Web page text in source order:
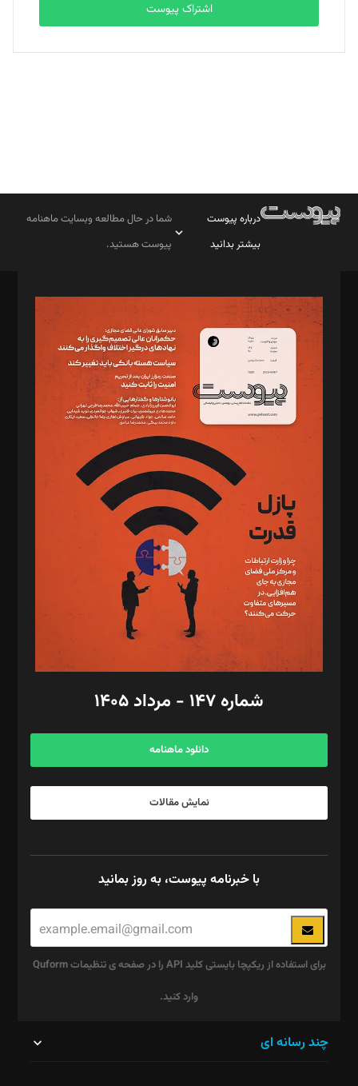
بابک نقاش
تحریریه
اشتراک پیوست
درباره پیوست
بیشتر بدانید
شما در حال مطالعه وبسایت ماهنامه
پیوست هستید.
مدیر مسئول: محمدباقر اثنی‌عشری
سردبیر: مهرک محمودی
دبیر تحریریه: میثم قاسمی
د‌بیر ناداستان: سمانه سمیع
د‌بیر خدمت و تجارت: ابوالفضل رجبی
د‌بیر حقوق فناوری: حسام‌الدین ایپکچی
د‌بیر پیوست جهان: مینا پاکدل
د‌بیر تحریریه آنلاین: بابک نقاش
تحریریه‌: مجتبی محمود‌ی، آرش برهمند، یسنا امان‌پور، سروش کرمیان،
مصطفی مسجدی آرانی، ابوالفضل رجبی، زهرا فکرانه، فائزه فتحی
رستمی،مصطفی باستان
ویرایش: نگار استاد‌‌آقا
طراح یونیفرم: مجید توکلی
فیلمبرداری و عکاسی: امیر شفیعی، مانی لطفی زاده
گرافیک و صفحه‌آرایی: سید‌سبحان‌علی ثابت
مد‌یر توسعه تجاری: کامبیز برید‌
امور مالی: شاپور رهبری، محمد‌ کاظمی‌نیا
آگهی و مشترکین: ۰۹۱۹۹۹۹۰۴۵۴
شماره ۱۴۷ - مرداد ۱۴۰۵
دانلود ماهنامه
نمایش مقالات
با خبرنامه پیوست، به روز بمانید
برای استفاده از ریکپچا بایستی کلید API را در صفحه ی تنظیمات Quform
وارد کنید.
چند رسانه ای